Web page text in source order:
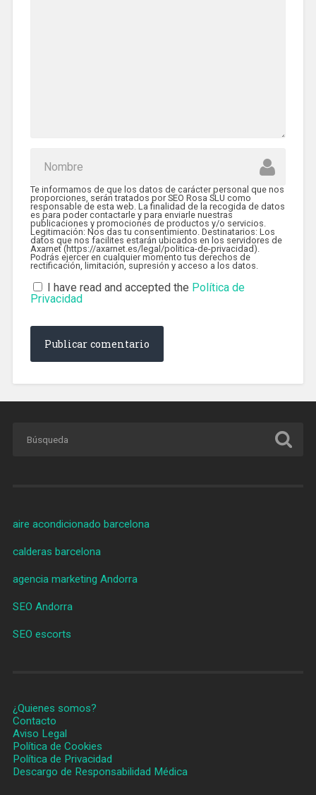
Te informamos de que los datos de carácter personal que nos
proporciones, serán tratados por SEO Rosa SLU como
responsable de esta web. La finalidad de la recogida de datos
es para poder contactarle y para enviarle nuestras
publicaciones y promociones de productos y/o servicios.
Legitimación: Nos das tu consentimiento. Destinatarios: Los
datos que nos facilites estarán ubicados en los servidores de
Axarnet (https://axarnet.es/legal/politica-de-privacidad).
Podrás ejercer en cualquier momento tus derechos de
rectificación, limitación, supresión y acceso a los datos.
I have read and accepted the Política de
Privacidad
aire acondicionado barcelona
calderas barcelona
agencia marketing Andorra
SEO Andorra
SEO escorts
¿Quienes somos?
Contacto
Aviso Legal
Política de Cookies
Política de Privacidad
Descargo de Responsabilidad Médica